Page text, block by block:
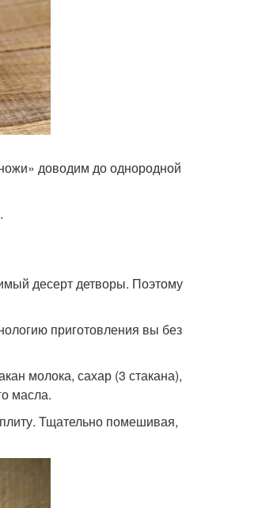
доводим до однородной
десерт детворы. Поэтому
приготовления вы без
молока, сахар (3 стакана),
масла.
Тщательно помешивая,